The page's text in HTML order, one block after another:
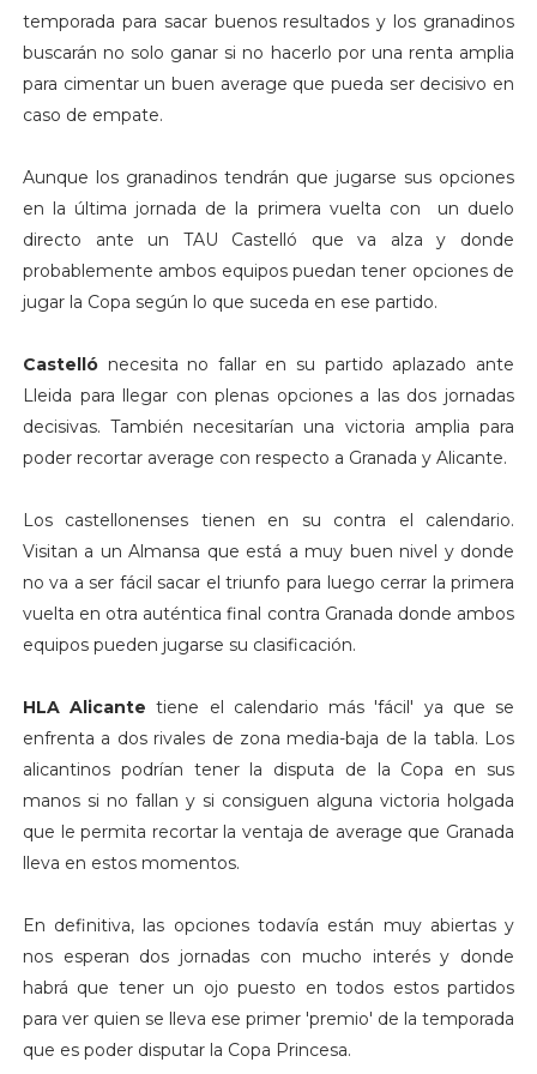
temporada para sacar buenos resultados y los granadinos
buscarán no solo ganar si no hacerlo por una renta amplia
para cimentar un buen average que pueda ser decisivo en
caso de empate.
Aunque los granadinos tendrán que jugarse sus opciones
en la última jornada de la primera vuelta con un duelo
directo ante un TAU Castelló que va alza y donde
probablemente ambos equipos puedan tener opciones de
jugar la Copa según lo que suceda en ese partido.
Castelló necesita no fallar en su partido aplazado ante
Lleida para llegar con plenas opciones a las dos jornadas
decisivas. También necesitarían una victoria amplia para
poder recortar average con respecto a Granada y Alicante.
Los castellonenses tienen en su contra el calendario.
Visitan a un Almansa que está a muy buen nivel y donde
no va a ser fácil sacar el triunfo para luego cerrar la primera
vuelta en otra auténtica final contra Granada donde ambos
equipos pueden jugarse su clasificación.
HLA Alicante tiene el calendario más 'fácil' ya que se
enfrenta a dos rivales de zona media-baja de la tabla. Los
alicantinos podrían tener la disputa de la Copa en sus
manos si no fallan y si consiguen alguna victoria holgada
que le permita recortar la ventaja de average que Granada
lleva en estos momentos.
En definitiva, las opciones todavía están muy abiertas y
nos esperan dos jornadas con mucho interés y donde
habrá que tener un ojo puesto en todos estos partidos
para ver quien se lleva ese primer 'premio' de la temporada
que es poder disputar la Copa Princesa.